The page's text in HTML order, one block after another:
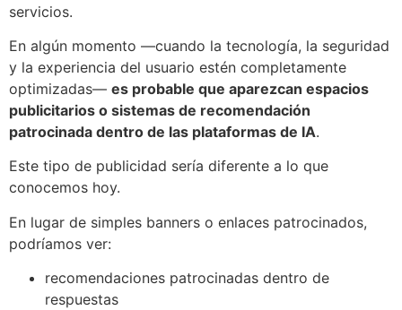
servicios.
En algún momento —cuando la tecnología, la seguridad
y la experiencia del usuario estén completamente
optimizadas— es probable que aparezcan espacios
publicitarios o sistemas de recomendación
patrocinada dentro de las plataformas de IA.
Este tipo de publicidad sería diferente a lo que
conocemos hoy.
En lugar de simples banners o enlaces patrocinados,
podríamos ver:
recomendaciones patrocinadas dentro de
respuestas